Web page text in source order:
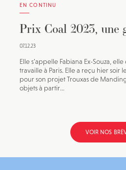
EN CONTINU
Prix Coal 2023, une
07.12.23
Elle s’appelle Fabiana Ex-Souza,
travaille à Paris. Elle a reçu hier soir
pour son projet Trouxas de
objets à partir...
VOIR NOS